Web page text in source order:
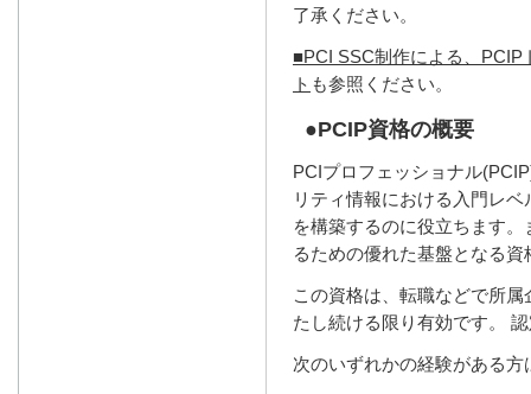
了承ください。
■PCI SSC制作による、
ト も参照ください。
●PCIP資格の概要
PCIプロフェッショナル
リティ情報における入門レ
を構築するのに役立ちます
るための優れた基盤となる資
この資格は、転職などで所
たし続ける限り有効です。
次のいずれかの経験がある